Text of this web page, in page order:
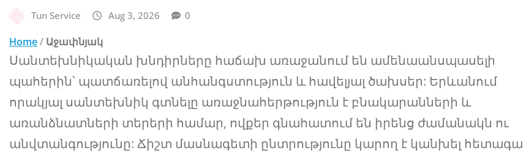
Tun Service Aug 3, 2026 0
Home/ Աջափնյակ
Սանտեխնիկական խնդիրները հաճախ առաջանում են ամենաանսպասելի
պահերին՝ պատճառելով անհանգստություն և հավելյալ ծախսեր: Երևանում
որակյալ սանտեխնիկ գտնելը առաջնահերթություն է բնակարանների և
առանձնատների տերերի համար, ովքեր գնահատում են իրենց ժամանակն ու
անվտանգությունը: Ճիշտ մասնագետի ընտրությունը կարող է կանխել հետագա